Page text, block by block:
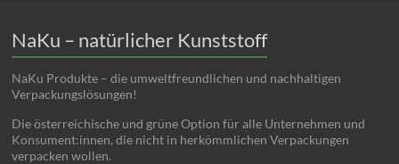
NaKu – natürlicher Kunststoff
NaKu Produkte – die umweltfreundlichen und nachhaltigen
Verpackungslösungen!
Die österreichische und grüne Option für alle Unternehmen und
Konsument:innen, die nicht in herkömmlichen Verpackungen
verpacken wollen.